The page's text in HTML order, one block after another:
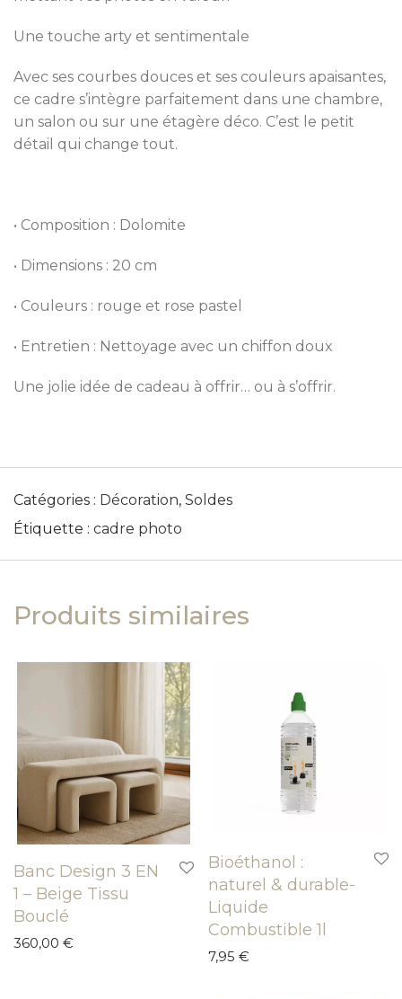
Une touche arty et sentimentale
Avec ses courbes douces et ses couleurs apaisantes,
ce cadre s’intègre parfaitement dans une chambre,
un salon ou sur une étagère déco. C’est le petit
détail qui change tout.
• Composition : Dolomite
• Dimensions : 20 cm
• Couleurs : rouge et rose pastel
• Entretien : Nettoyage avec un chiffon doux
Une jolie idée de cadeau à offrir… ou à s’offrir.
Catégories : Décoration, Soldes
Étiquette : cadre photo
Produits similaires
Banc Design 3 EN
1 – Beige Tissu
Bouclé
360,00 €
Bioéthanol :
naturel & durable-
Liquide
Combustible 1l
7,95 €